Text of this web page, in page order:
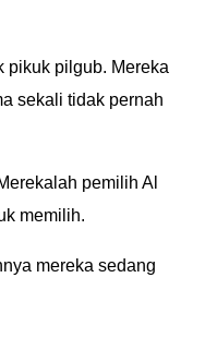
pikuk pilgub. Mereka
sekali tidak pernah
pemilih Al
memilih.
mereka sedang